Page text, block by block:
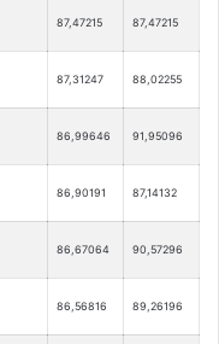
87,47215 87,47215
87,31247 88,02255
86,99646 91,95096
86,90191 87,14132
86,67064 90,57296
86,56816 89,26196